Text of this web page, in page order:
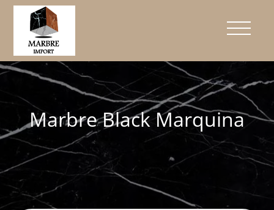
Marbre Black Marquina